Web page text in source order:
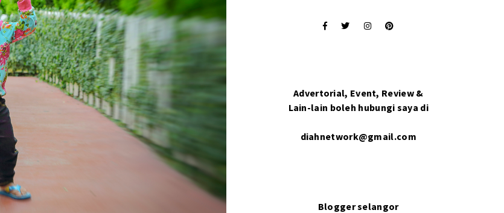
Advertorial, Event, Review &
Lain-lain boleh hubungi saya di
diahnetwork@gmail.com
Blogger selangor